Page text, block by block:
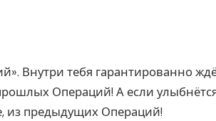
Внутри тебя гарантированно
Операций! А если
из предыдущих Операций!